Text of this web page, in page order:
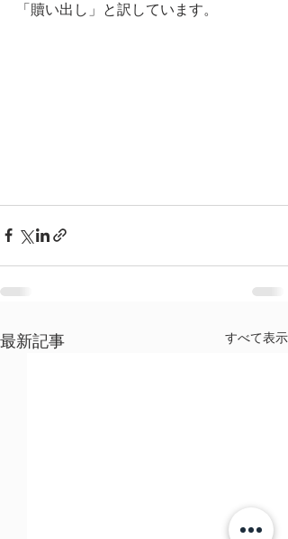
「贖い出し」と訳しています。
最新記事 すべて表示